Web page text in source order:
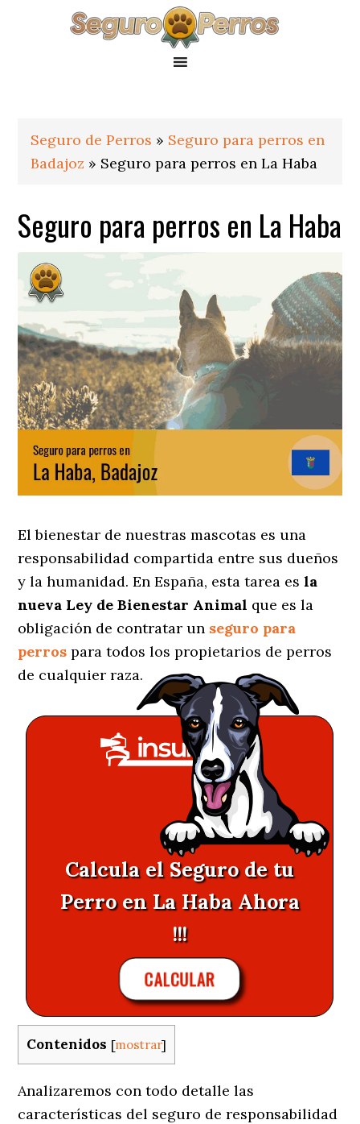
Seguro de Perros » Seguro para perros en
Badajoz » Seguro para perros en La Haba
Seguro para perros en La Haba
El bienestar de nuestras mascotas es una
responsabilidad compartida entre sus dueños
y la humanidad. En España, esta tarea esla
nueva Ley de Bienestar Animal que es la
obligación de contratar un seguro para
perros para todos los propietarios de perros
de cualquier raza.
Calcula el Seguro de tu
Perro en La Haba Ahora
!!!
CALCULAR
Contenidos [mostrar]
Analizaremos con todo detalle las
características del seguro de responsabilidad